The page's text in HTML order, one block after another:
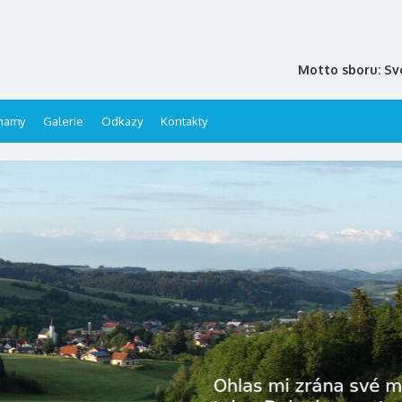
Motto sboru:
Galerie Odkazy Kontakty